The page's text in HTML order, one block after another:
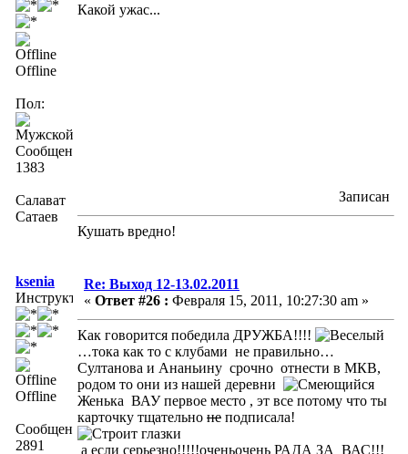
Offline
Пол:
Сообщений:
1383
Салават
Сатаев
Какой ужас...
Записан
Кушать вредно!
ksenia
Инструктор
Offline
Сообщений:
2891
Re: Выход 12-13.02.2011
« Ответ #26 : Февраля 15, 2011, 10:27:30 am »
Как говорится победила ДРУЖБА!!!!
…тока как то с клубами не правильно…
Султанова и Ананьину срочно отнести в МКВ,
родом то они из нашей деревни
Женька ВАУ первое место , эт все потому что ты
карточку тщательно не подписала!
а если серьезно!!!!!оченьочень РАДА ЗА ВАС!!!